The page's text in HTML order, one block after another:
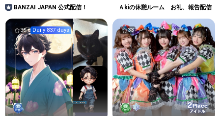
BANZAI JAPAN 公式配信！
様です！
Ａkiの休憩ルーム お礼、報告配信
35 Daily 837 days 33
2Place
アイドル